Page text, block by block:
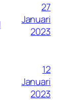
27
Januari
2023
12
Januari
2023